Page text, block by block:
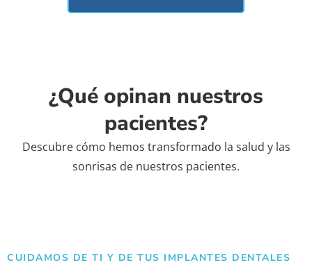
¿Qué opinan nuestros
pacientes?
Descubre cómo hemos transformado la salud y las
sonrisas de nuestros pacientes.
CUIDAMOS DE TI Y DE TUS IMPLANTES DENTALES